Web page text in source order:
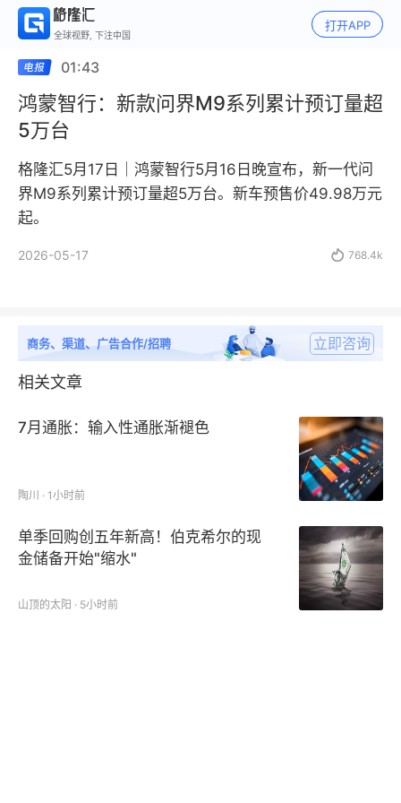
全球视野, 下注中国
打开APP
01:43
鸿蒙智行：新款问界M9系列累计预订量超
5万台
格隆汇5月17日｜鸿蒙智行5月16日晚宣布，新一代问
界M9系列累计预订量超5万台。新车预售价49.98万元
起。
2026-05-17  768.4k
商务、渠道、广告合作/招聘 立即咨询
相关文章
7月通胀：输入性通胀渐褪色
陶川 · 1小时前
单季回购创五年新高！伯克希尔的现
金储备开始"缩水"
山顶的太阳 · 5小时前